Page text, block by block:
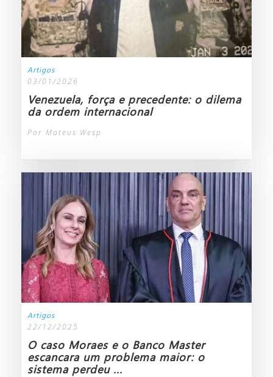
Artigos
03/01/2026
Venezuela, força e precedente: o dilema
da ordem internacional
Por Mateus Wesp
Artigos
22/12/2025
O caso Moraes e o Banco Master
escancara um problema maior: o
sistema perdeu ...